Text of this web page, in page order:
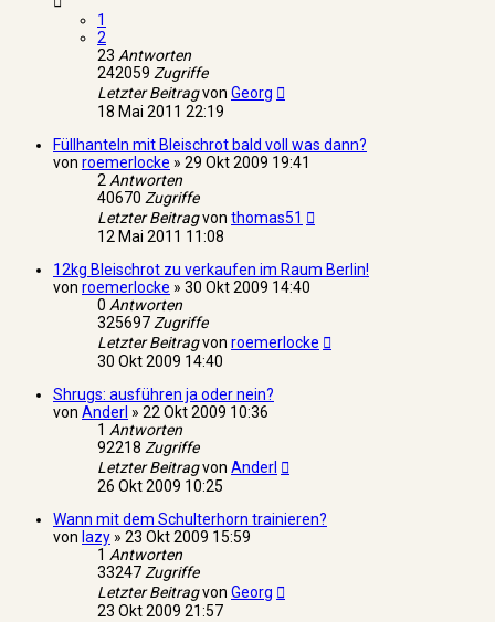
1
2
23 Antworten
242059 Zugriffe
Letzter Beitragvon Georg
18 Mai 2011 22:19
Füllhanteln mit Bleischrot bald voll was dann?
von roemerlocke » 29 Okt 2009 19:41
2Antworten
40670 Zugriffe
Letzter Beitragvon thomas51
12 Mai 2011 11:08
12kg Bleischrot zu verkaufen im Raum Berlin!
von roemerlocke » 30 Okt 2009 14:40
0 Antworten
325697Zugriffe
Letzter Beitragvon roemerlocke
30 Okt 2009 14:40
Shrugs: ausführen ja oder nein?
von Anderl » 22 Okt 2009 10:36
1 Antworten
92218 Zugriffe
Letzter Beitragvon Anderl
26 Okt 2009 10:25
Wann mit dem Schulterhorn trainieren?
von lazy » 23 Okt 2009 15:59
1 Antworten
33247Zugriffe
Letzter Beitragvon Georg
23 Okt 2009 21:57